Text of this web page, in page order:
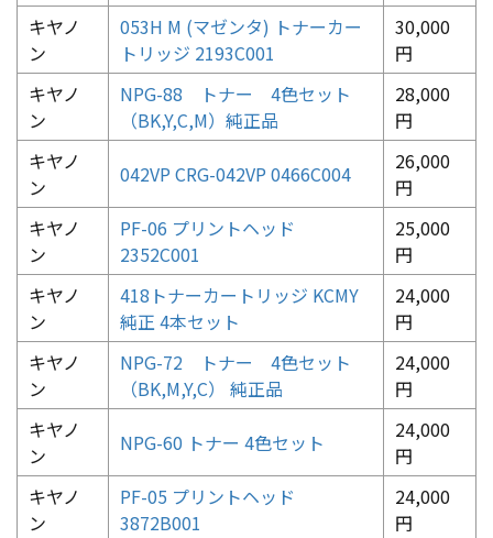
キヤノ
ン
053H M (マゼンタ) トナーカー
トリッジ 2193C001
30,000
円
キヤノ
ン
NPG-88 トナー 4色セット
（BK,Y,C,M）純正品
28,000
円
キヤノ
ン
042VP CRG-042VP 0466C004
26,000
円
キヤノ
ン
PF-06 プリントヘッド
2352C001
25,000
円
キヤノ
ン
418トナーカートリッジ KCMY
純正 4本セット
24,000
円
キヤノ
ン
NPG-72 トナー 4色セット
（BK,M,Y,C） 純正品
24,000
円
キヤノ
ン
NPG-60 トナー 4色セット
24,000
円
キヤノ
ン
PF-05 プリントヘッド
3872B001
24,000
円